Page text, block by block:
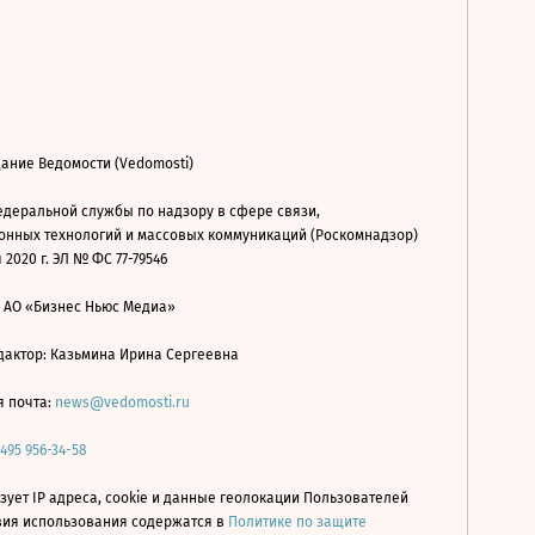
Ведомости (Vedomosti)
службы по надзору в сфере связи,
технологий и массовых коммуникаций (Роскомнадзор)
2020 г. ЭЛ № ФС 77-79546
АО «Бизнес Ньюс Медиа»
Казьмина Ирина Сергеевна
почта: news@vedomosti.ru
495 956-34-58
IP адреса, cookie и данные геолокации Пользователей
использования содержатся в Политике по защите